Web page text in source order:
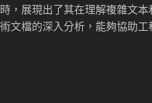
，展現出了其在理解複雜文
文檔的深入分析，能夠協助